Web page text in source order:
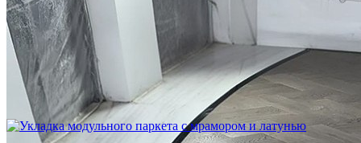
Устройство криволинейного бордюра в паркете
2 500 ₽